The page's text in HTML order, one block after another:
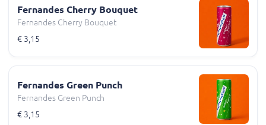
Fernandes Cherry Bouquet
Fernandes Cherry Bouquet
€ 3,15
Fernandes Green Punch
Fernandes Green Punch
€ 3,15